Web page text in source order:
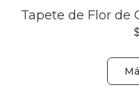
Tapete de Flor de